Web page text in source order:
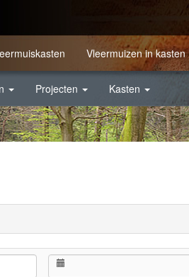
Vleermuizen in kasten
Projecten Kasten